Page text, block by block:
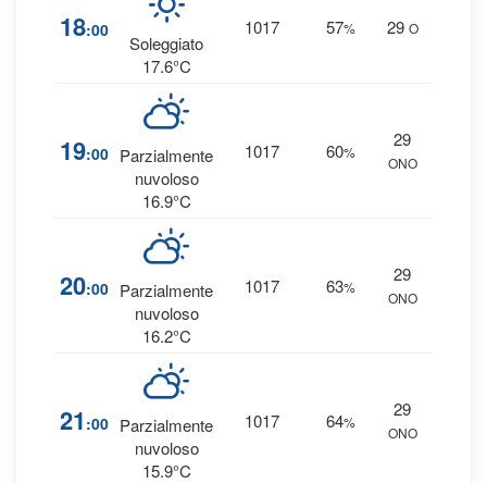
18:00
Soleggiato
17.6°C
1017 57% 29 O
19:00 Parzialmente
nuvoloso
16.9°C
1017 60%
29
ONO
20:00 Parzialmente
nuvoloso
16.2°C
1017 63%
29
ONO
21 :00 Parzialmente
nuvoloso
15.9°C
1017 64%
29
ONO